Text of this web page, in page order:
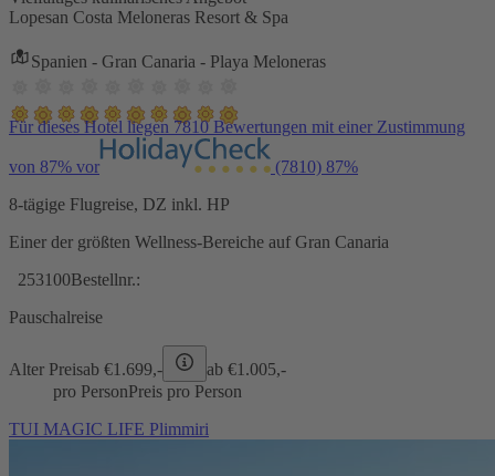
Lopesan Costa Meloneras Resort & Spa
Spanien - Gran Canaria - Playa Meloneras
Für dieses Hotel liegen 7810 Bewertungen mit einer Zustimmung
von 87% vor (7810) 87%
8-tägige Flugreise, DZ inkl. HP
Einer der größten Wellness-Bereiche auf Gran Canaria
253100Bestellnr.:
Pauschalreise
Alter Preisab €1.699,- ab €1.005,-
pro PersonPreis pro Person
TUI MAGIC LIFE Plimmiri